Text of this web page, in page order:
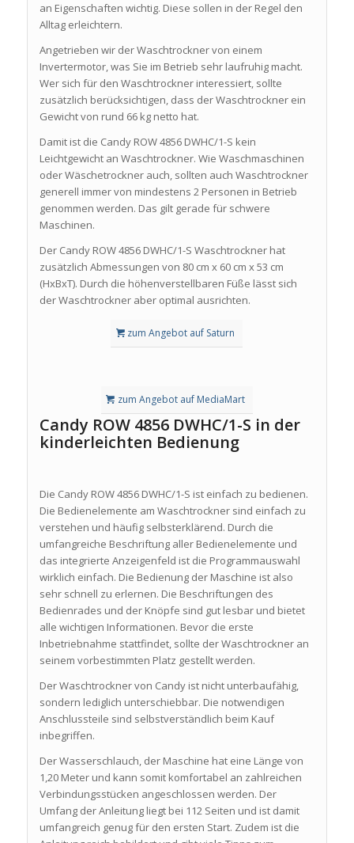
an Eigenschaften wichtig. Diese sollen in der Regel den
Alltag erleichtern.
Angetrieben wir der Waschtrockner von einem
Invertermotor, was Sie im Betrieb sehr laufruhig macht.
Wer sich für den Waschtrockner interessiert, sollte
zusätzlich berücksichtigen, dass der Waschtrockner ein
Gewicht von rund 66 kg netto hat.
Damit ist die Candy ROW 4856 DWHC/1-S kein
Leichtgewicht an Waschtrockner. Wie Waschmaschinen
oder Wäschetrockner auch, sollten auch Waschtrockner
generell immer von mindestens 2 Personen in Betrieb
genommen werden. Das gilt gerade für schwere
Maschinen.
Der Candy ROW 4856 DWHC/1-S Waschtrockner hat
zusätzlich Abmessungen von 80 cm x 60 cm x 53 cm
(HxBxT). Durch die höhenverstellbaren Füße lässt sich
der Waschtrockner aber optimal ausrichten.
zum Angebot auf Saturn
zum Angebot auf MediaMart
Candy ROW 4856 DWHC/1-S in der
kinderleichten Bedienung
Die Candy ROW 4856 DWHC/1-S ist einfach zu bedienen.
Die Bedienelemente am Waschtrockner sind einfach zu
verstehen und häufig selbsterklärend. Durch die
umfangreiche Beschriftung aller Bedienelemente und
das integrierte Anzeigenfeld ist die Programmauswahl
wirklich einfach. Die Bedienung der Maschine ist also
sehr schnell zu erlernen. Die Beschriftungen des
Bedienrades und der Knöpfe sind gut lesbar und bietet
alle wichtigen Informationen. Bevor die erste
Inbetriebnahme stattfindet, sollte der Waschtrockner an
seinem vorbestimmten Platz gestellt werden.
Der Waschtrockner von Candy ist nicht unterbaufähig,
sondern lediglich unterschiebbar. Die notwendigen
Anschlussteile sind selbstverständlich beim Kauf
inbegriffen.
Der Wasserschlauch, der Maschine hat eine Länge von
1,20 Meter und kann somit komfortabel an zahlreichen
Verbindungsstücken angeschlossen werden. Der
Umfang der Anleitung liegt bei 112 Seiten und ist damit
umfangreich genug für den ersten Start. Zudem ist die